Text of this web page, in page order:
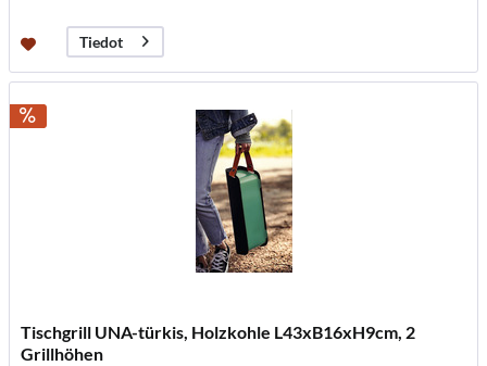
Tiedot
Tischgrill UNA-türkis, Holzkohle L43xB16xH9cm, 2
Grillhöhen